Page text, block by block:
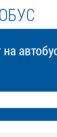
на